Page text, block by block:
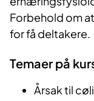
Forbehold om
for få deltakere.
Temaer på
Årsak til